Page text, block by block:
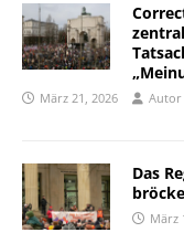
März 21, 2026 Autor
Das
März